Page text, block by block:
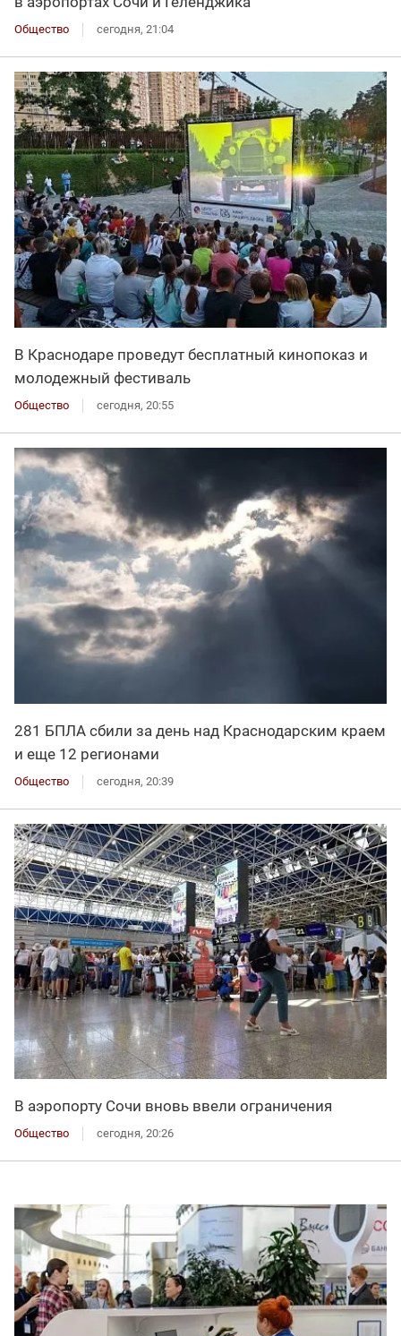
Общество сегодня, 21:04
В Краснодаре проведут бесплатный кинопоказ и
молодежный фестиваль
Общество сегодня, 20:55
281 БПЛА сбили за день над Краснодарским краем
и еще 12 регионами
Общество сегодня, 20:39
В аэропорту Сочи вновь ввели ограничения
Общество сегодня, 20:26